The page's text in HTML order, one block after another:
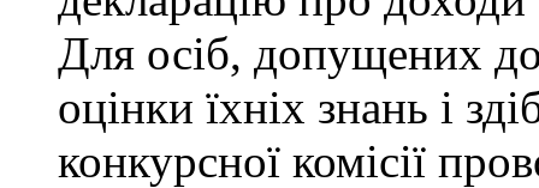
Для осіб, допущених
оцінки їхніх знань і
конкурсної комісії